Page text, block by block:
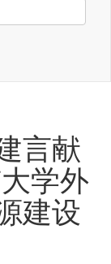
言献
学外
建设